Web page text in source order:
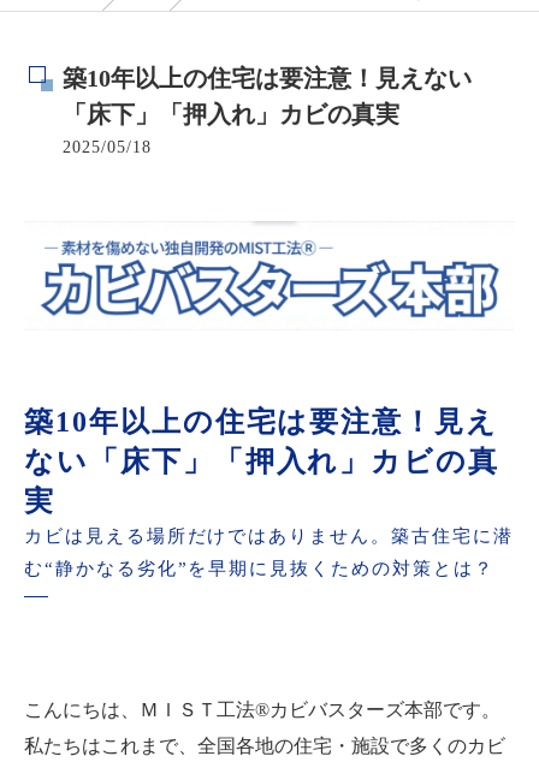
築10年以上の住宅は要注意！見えない
「床下」「押入れ」カビの真実
2025/05/18
築10年以上の住宅は要注意！見え
ない「床下」「押入れ」カビの真
実
カビは見える場所だけではありません。築古住宅に潜
む“静かなる劣化”を早期に見抜くための対策とは？
こんにちは、ＭＩＳＴ工法®カビバスターズ本部です。
私たちはこれまで、全国各地の住宅・施設で多くのカビ